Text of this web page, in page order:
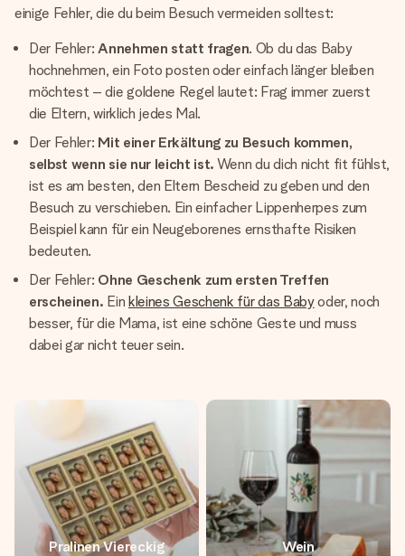
einige Fehler, die du beim Besuch vermeiden solltest:
Der Fehler:Annehmen statt fragen. Ob du das Baby
hochnehmen, ein Foto posten oder einfach länger bleiben
möchtest – die goldene Regel lautet: Frag immer zuerst
die Eltern, wirklich jedes Mal.
Der Fehler: Mit einer Erkältung zu Besuch kommen,
selbst wenn sie nur leicht ist. Wenn du dich nicht fit fühlst,
ist es am besten, den Eltern Bescheid zu geben und den
Besuch zu verschieben. Ein einfacher Lippenherpes zum
Beispiel kann für ein Neugeborenes ernsthafte Risiken
bedeuten.
Der Fehler: Ohne Geschenk zum ersten Treffen
erscheinen. Ein kleines Geschenk für das Babyoder, noch
besser, für die Mama, ist eine schöne Geste und muss
dabei gar nicht teuer sein.
Pralinen Viereckig Wein